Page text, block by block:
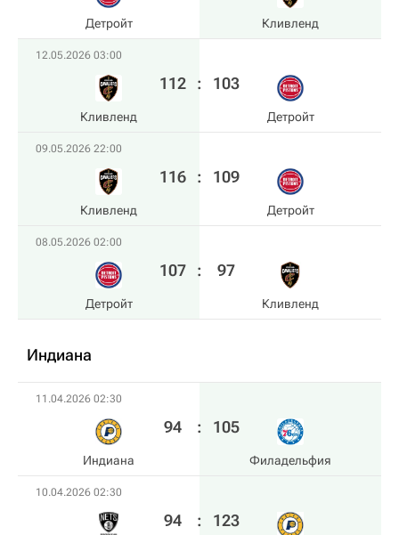
Детройт Кливленд
12.05.2026 03:00
Кливленд
112 : 103
Детройт
09.05.2026 22:00
Кливленд
116 : 109
Детройт
08.05.2026 02:00
Детройт
107 : 97
Кливленд
Индиана
11.04.2026 02:30
Индиана
94 : 105
Филадельфия
10.04.2026 02:30
94 : 123